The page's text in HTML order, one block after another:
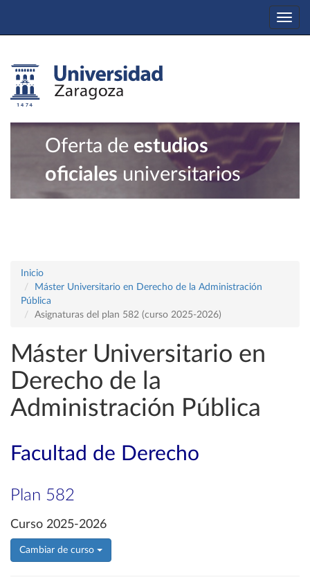
Oferta de estudios
oficiales universitarios
Inicio
Máster Universitario en Derecho de la Administración
Pública
Asignaturas del plan 582 (curso 2025-2026)
Máster Universitario en
Derecho de la
Administración Pública
Facultad de Derecho
Plan 582
Curso 2025-2026
Cambiar de curso